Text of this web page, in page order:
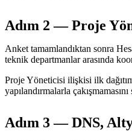
Adım 2 — Proje
Anket tamamlandıktan sonra
teknik departmanlar arasında
Proje Yöneticisi ilişkisi ilk
yapılandırmalarla çakışmamasını
Adım 3 — DNS,